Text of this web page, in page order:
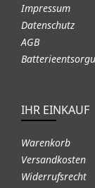
Impressum
Datenschutz
AGB
IHR EINKAUF
Warenkorb
Versandkosten
Widerrufsrecht